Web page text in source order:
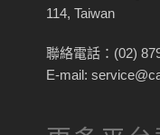
114, Taiwan
聯絡電話：(02)
E-mail: